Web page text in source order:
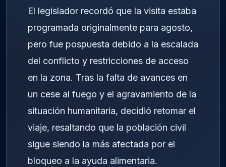
El legislador recordó que la visita estaba
programada originalmente para agosto,
pero fue pospuesta debido a la escalada
del conflicto y restricciones de acceso
en la zona. Tras la falta de avances en
un cese al fuego y el agravamiento de la
situación humanitaria, decidió retomar el
viaje, resaltando que la población civil
sigue siendo la más afectada por el
bloqueo a la ayuda alimentaria.